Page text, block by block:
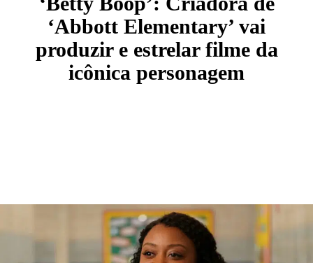
‘Abbott Elementary’ vai
produzir e estrelar filme da
icônica personagem